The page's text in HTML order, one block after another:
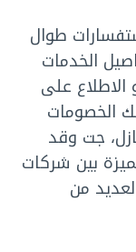
طوال
الخدمات
الاطلاع على
الخصومات
جت وقد
بين شركات
من